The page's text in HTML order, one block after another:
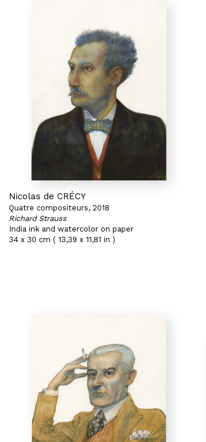
Nicolas de CRÉCY
Quatre compositeurs, 2018
Richard Strauss
India ink and watercolor on paper
34 x 30 cm ( 13,39 x 11,81 in )